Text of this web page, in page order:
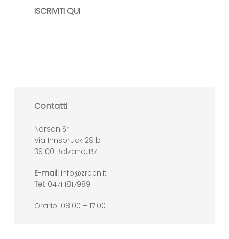
ISCRIVITI QUI
Contatti
Norsan Srl
Via Innsbruck 29 b
39100 Bolzano, BZ
E-mail: info@zreen.it
Tel: 0471 1817989
Orario: 08:00 – 17:00